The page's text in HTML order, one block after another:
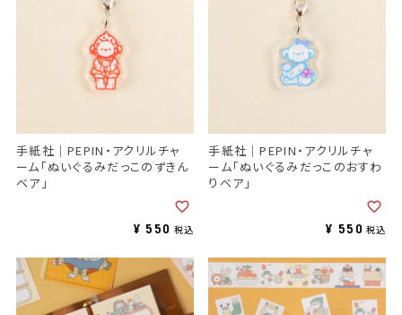
手紙社｜PEPIN・アクリルチャ
ーム「ぬいぐるみだっこのずきん
ベア」
¥ 550 税込
手紙社｜PEPIN・アクリルチャ
ーム「ぬいぐるみだっこのおすわ
りベア」
¥ 550 税込